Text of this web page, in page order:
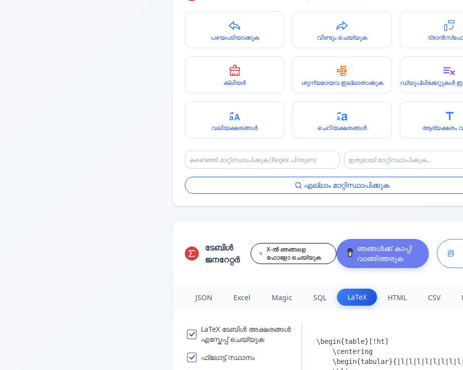
പഴയപടിയാക്കുക വീണ്ടും ചെയ്യുക
ക്ലിയർ ശൂന്യമായവ ഇല്ലാതാക്കുക ഡ്യൂപ്ലിക്കേറ്റുകൾ
വലിയക്ഷരങ്ങൾ ചെറിയക്ഷരങ്ങൾ ആദ്യക്ഷരം
എല്ലാം മാറ്റിസ്ഥാപിക്കുക
ടേബിൾ
ജനറേറ്റർ
X-ൽ ഞങ്ങളെ
ഫോളോ ചെയ്യുക
ഞങ്ങൾക്ക് കാപ്പി
വാങ്ങിത്തരുക
JSON Excel Magic SQL LaTeX HTML CSV
LaTeX ടേബിൾ അക്ഷരങ്ങൾ
എസ്കേപ്പ് ചെയ്യുക
ഫ്ലോട്ട് സ്ഥാനം